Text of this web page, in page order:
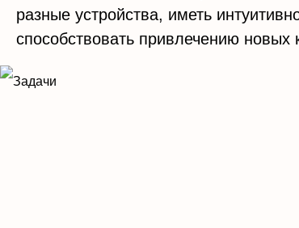
разные устройства, иметь
способствовать привлечению новых